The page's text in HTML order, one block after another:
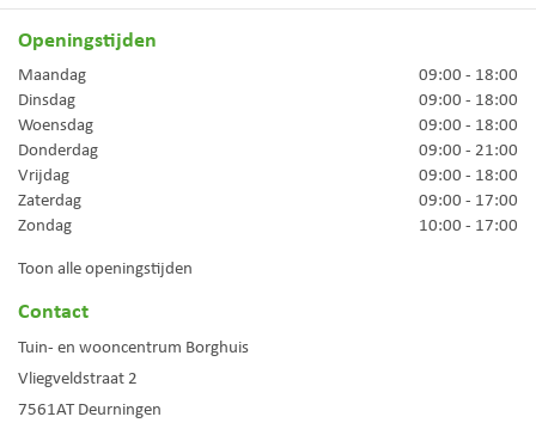
Openingstijden
Maandag
09:00 - 18:00
Dinsdag
09:00 - 18:00
Woensdag
09:00 - 18:00
Donderdag
09:00 - 21:00
Vrijdag
09:00 - 18:00
Zaterdag
09:00 - 17:00
Zondag
10:00 - 17:00
Toon alle openingstijden
Contact
Tuin- en wooncentrum Borghuis
Vliegveldstraat 2
7561AT Deurningen